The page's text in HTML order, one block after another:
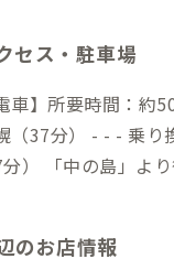
セス・駐車場
車】所要時間：
（37分） - - - 乗
） 「中の島」より徒歩約7分 【バス】所要時
のお店情報